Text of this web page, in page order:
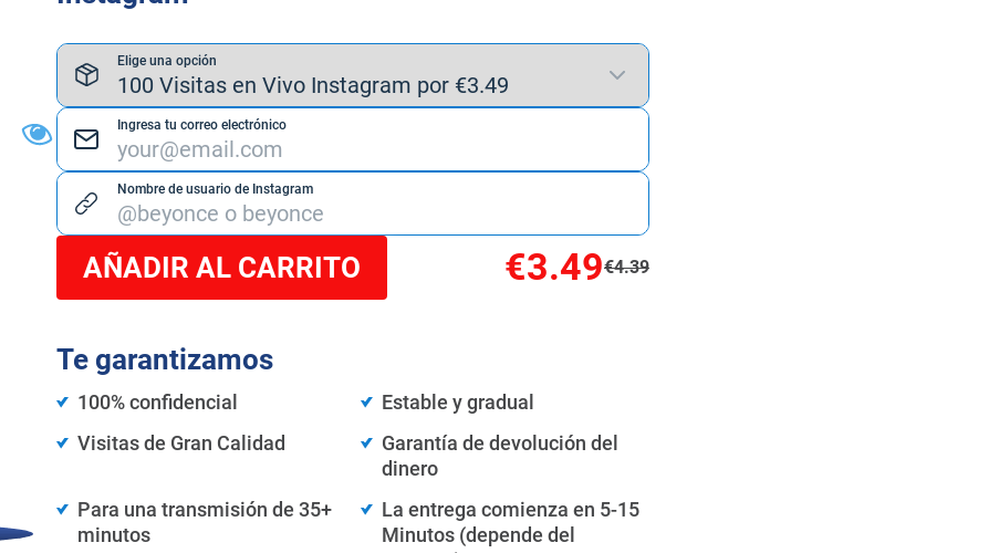
Elige una opción
Ingresa tu correo electrónico
Nombre de usuario de Instagram
AÑADIR AL CARRITO €3.49€4.39
Te garantizamos
100% confidencial
Estable y gradual
Visitas de Gran Calidad
Garantía de devolución del
dinero
Para una transmisión de 35+
minutos
La entrega comienza en 5-15
Minutos (depende del